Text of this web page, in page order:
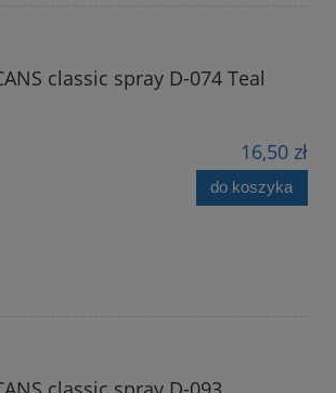
classic spray D-074 Teal
16,50 zł
do koszyka